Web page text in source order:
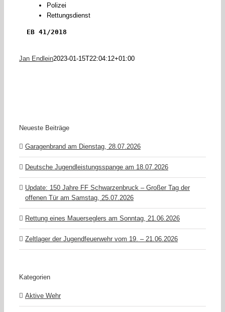
Polizei
Rettungsdienst
EB 41/2018
Jan Endlein2023-01-15T22:04:12+01:00
Neueste Beiträge
Garagenbrand am Dienstag, 28.07.2026
Deutsche Jugendleistungsspange am 18.07.2026
Update: 150 Jahre FF Schwarzenbruck – Großer Tag der
offenen Tür am Samstag, 25.07.2026
Rettung eines Mauerseglers am Sonntag, 21.06.2026
Zeltlager der Jugendfeuerwehr vom 19. – 21.06.2026
Kategorien
Aktive Wehr